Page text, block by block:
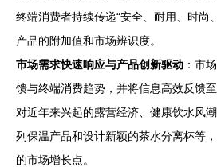
终端消费者持续传递“安全、耐用、时尚
产品的附加值和市场辨识度。
市场需求快速响应与产品创新驱动 ：市
馈与终端消费趋势，并将信息高效反馈
对近年来兴起的露营经济、健康饮水风
列保温产品和设计新颖的茶水分离杯等
的市场增长点。